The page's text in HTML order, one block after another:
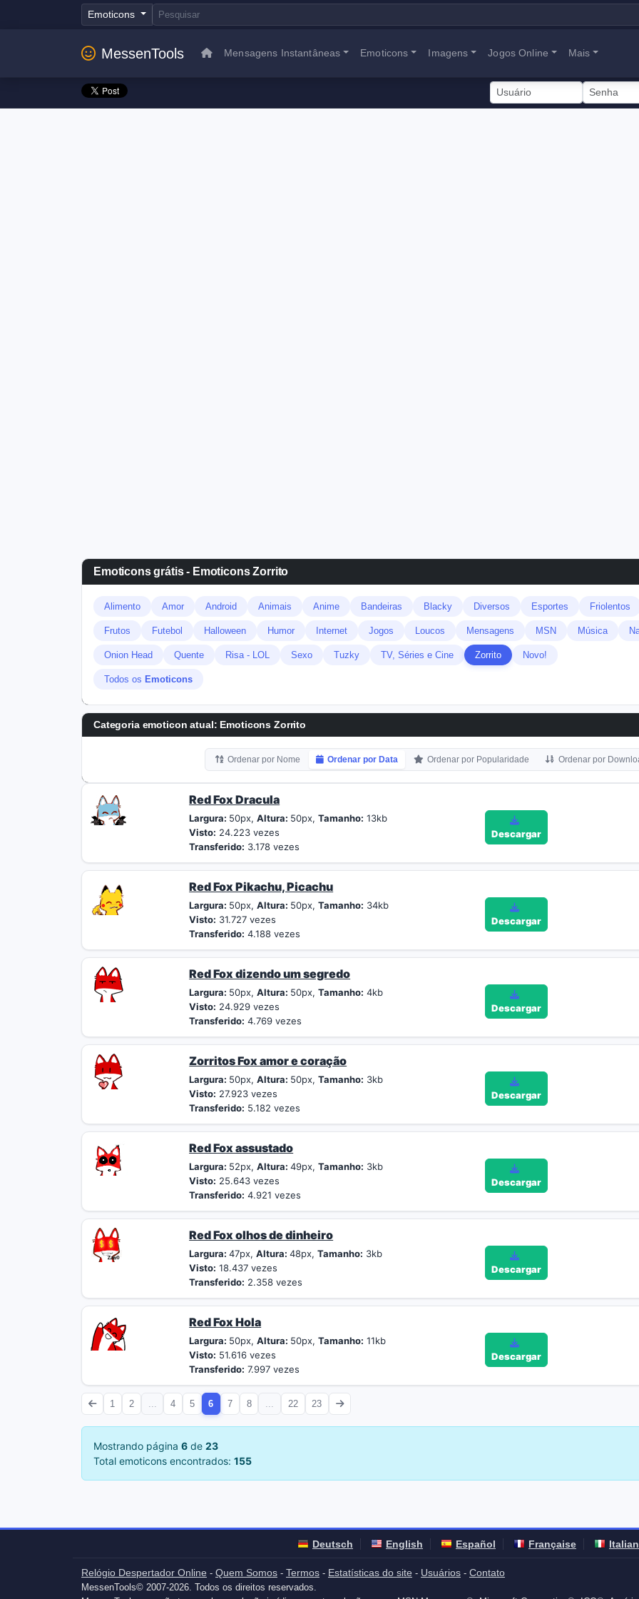
Emoticons
MessenTools Mensagens Instantâneas Emoticons Imagens Jogos Online Mais
Emoticons grátis - Emoticons Zorrito
Alimento Amor Android Animais Anime Bandeiras Blacky Diversos Esportes Friolentos
Frutos Futebol Halloween Humor Internet Jogos Loucos Mensagens MSN Música
Onion Head Quente Risa - LOL Sexo Tuzky TV, Séries e Cine Zorrito Novo!
Todos os Emoticons
Categoria emoticon atual: Emoticons Zorrito
Ordenar por Nome Ordenar por Data Ordenar por Popularidade Ordenar por
Red Fox Dracula
Largura: 50px,Altura: 50px,Tamanho: 13kb
Visto: 24.223 vezes
Transferido: 3.178 vezes
Descargar
Red Fox Pikachu, Picachu
Largura: 50px,Altura: 50px,Tamanho: 34kb
Visto: 31.727 vezes
Transferido: 4.188 vezes
Descargar
Red Fox dizendo um segredo
Largura: 50px,Altura: 50px,Tamanho: 4kb
Visto: 24.929 vezes
Transferido: 4.769 vezes
Descargar
Zorritos Fox amor e coração
Largura: 50px,Altura: 50px,Tamanho: 3kb
Visto: 27.923 vezes
Transferido: 5.182 vezes
Descargar
Red Fox assustado
Largura: 52px,Altura:49px,Tamanho: 3kb
Visto: 25.643 vezes
Transferido: 4.921 vezes
Descargar
Red Fox olhos de dinheiro
Largura:47px,Altura:48px,Tamanho: 3kb
Visto: 18.437 vezes
Transferido: 2.358 vezes
Descargar
Red Fox Hola
Largura: 50px,Altura: 50px,Tamanho: 11kb
Visto: 51.616 vezes
Transferido: 7.997 vezes
Descargar
1 2 4 5 6 7 8 22 23
Mostrando página 6 de 23
Total emoticons encontrados: 155
Deutsch English Español Française
Relógio Despertador Online - Quem Somos - Termos - Estatísticas do site - Usuários - Contato
MessenTools© 2007-2026. Todos os direitos reservados.